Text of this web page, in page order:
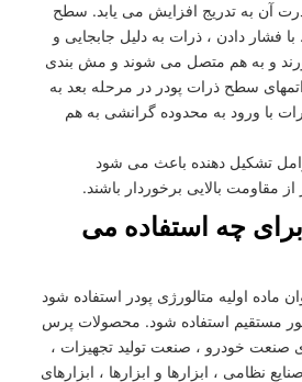
آن به تدریج افزایش می یابد. سطح
فشار دادن ، ذرات به دلیل جابجایی و
و به هم متصل می شوند و مش بندی
سطح ذرات پودر در مرحله بعد به
با ورود به محدوده گرانشی به هم
تشکیل دهنده باعث می شود
مقاومت بالایی برخوردار باشند.
چه استفاده می
ماده اولیه متالورژی پودر استفاده شود
مستقیم استفاده شود. محصولات پرس
صنعت خودرو ، صنعت تولید تجهیزات ،
نظامی ، ابزارها و ابزارها ، ابزارهای